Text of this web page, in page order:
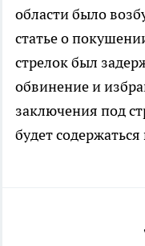
области было
статье о
стрелок был
обвинение и
заключения под
будет